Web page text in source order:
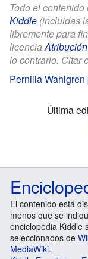
Todo el
Kiddle (incluidas
libremente para
licencia
lo contrario. Citar
Pernilla
Última
El contenido está
menos que se
enciclopedia Kiddle
seleccionados de
MediaWiki.